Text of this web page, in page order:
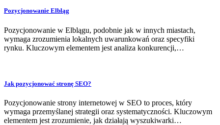
Pozycjonowanie Elbląg
Pozycjonowanie w Elblągu, podobnie jak w innych miastach,
wymaga zrozumienia lokalnych uwarunkowań oraz specyfiki
rynku. Kluczowym elementem jest analiza konkurencji,…
Jak pozycjonować stronę SEO?
Pozycjonowanie strony internetowej w SEO to proces, który
wymaga przemyślanej strategii oraz systematyczności. Kluczowym
elementem jest zrozumienie, jak działają wyszukiwarki…